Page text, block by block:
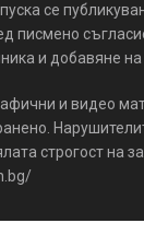
се
писмено
и добавяне
и видео
строгост на